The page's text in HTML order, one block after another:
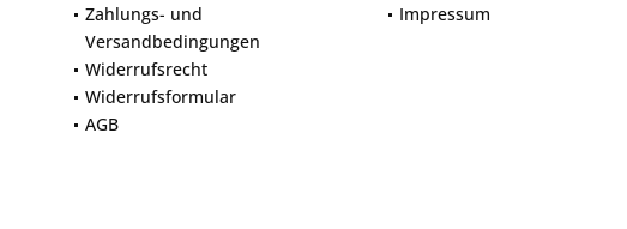
Zahlungs- und
Versandbedingungen
Widerrufsrecht
Widerrufsformular
AGB
Impressum